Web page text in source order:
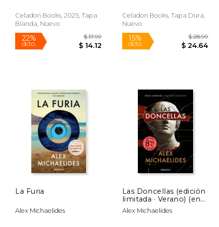
Celadon Books, 2025, Tapa
Blanda, Nuevo
22%
dcto.
Rápido
Celadon Books, Tapa Dura,
Nuevo
15%
dcto.
Rápido
La Furia
Alex Michaelides
Las Doncellas (edición
limitada · Verano) (en
spa)
Alex Michaelides